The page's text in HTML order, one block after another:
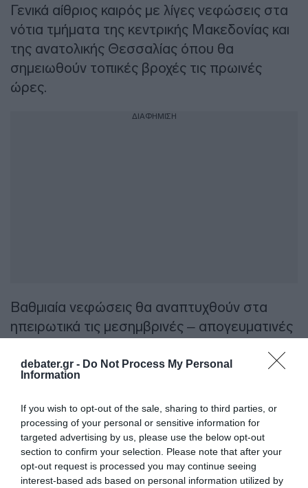
debater.gr - Do Not Process My Personal
Information
If you wish to opt-out of the sale, sharing to third parties, or
processing of your personal or sensitive information for
targeted advertising by us, please use the below opt-out
section to confirm your selection. Please note that after your
opt-out request is processed you may continue seeing
interest-based ads based on personal information utilized by
Γενικά αίθριος καιρός με λίγες νεφώσεις στα
νότια τμήματα της κεντρικής Μακεδονίας και
της ανατολικής Θεσσαλίας όπου θα
σημειωθούν τοπικές βροχές τις πρωινές
ώρες.
ΔΙΑΦΗΜΙΣΗ
Βαθμιαία νεφώσεις θα αναπτυχθούν στα
ηπειρωτικά τις μεσημβρινές – απογευματινές
όμβροι κυρίως στα ορεινά και πιθανώς στα
βόρεια μεμονωμένες καταιγίδες.
Οι άνεμοι στα δυτικά θα είναι μεταβλητοί 3 με
4, στα ανατολικά θα πνέουν από βόρειες
διευθύνσεις 4 με 6 και στο Αιγαίο έως 7
μποφόρ.